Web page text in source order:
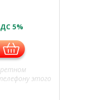
5%
этого